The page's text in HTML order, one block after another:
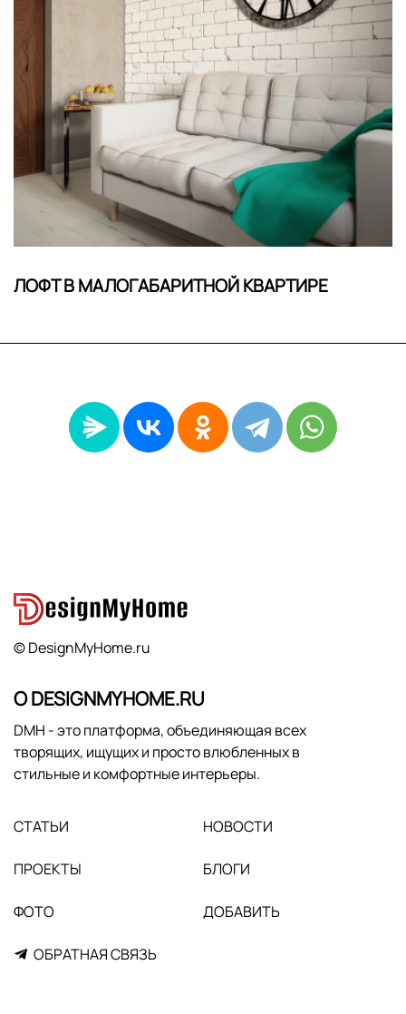
ЛОФТ В МАЛОГАБАРИТНОЙ КВАРТИРЕ
© DesignMyHome.ru
О DESIGNMYHOME.RU
DMH - это платформа, объединяющая всех
творящих, ищущих и просто влюбленных в
стильные и комфортные интерьеры.
СТАТЬИ НОВОСТИ
ПРОЕКТЫ БЛОГИ
ФОТО ДОБАВИТЬ
ОБРАТНАЯ СВЯЗЬ